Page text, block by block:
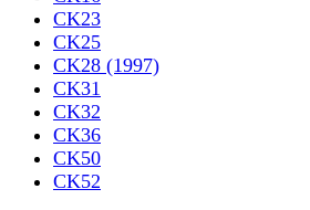
CK23
CK25
CK28 (1997)
CK31
CK32
CK36
CK50
CK52